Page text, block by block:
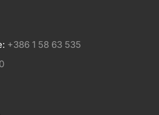
+386 1 58 63 535